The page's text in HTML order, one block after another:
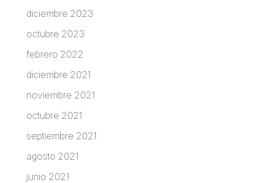
diciembre 2023
octubre 2023
febrero 2022
diciembre 2021
noviembre 2021
octubre 2021
septiembre 2021
agosto 2021
junio 2021